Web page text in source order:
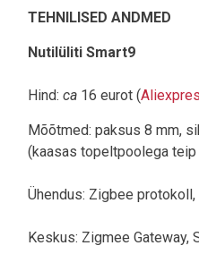
TEHNILISED ANDMED
Nutilüliti Smart9
Hind: ca 16 eurot (
Mõõtmed: paksus 8 mm,
(kaasas topeltpoolega
Ühendus: Zigbee
Keskus: Zigmee Gateway,